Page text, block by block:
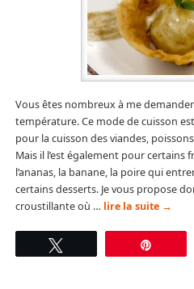
Vous êtes nombreux à me
température. Ce mode de cuisson
pour la cuisson des viandes,
Mais il l’est également pour certains
l’ananas, la banane, la poire qui
certains desserts. Je vous propose
croustillante où … lire la suite →